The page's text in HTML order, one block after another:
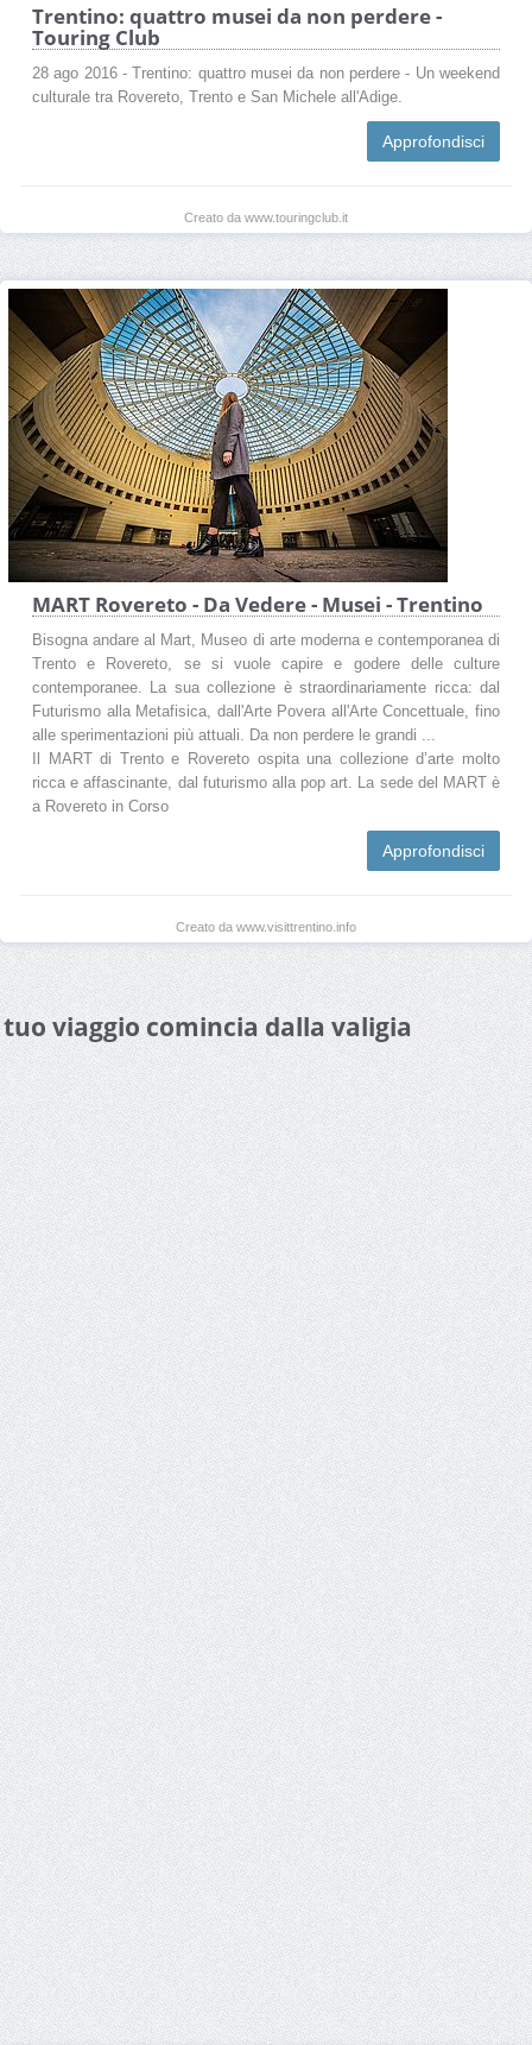
Trentino: quattro musei da non perdere -
Touring Club
28 ago 2016 - Trentino: quattro musei da non perdere - Un weekend
culturale tra Rovereto, Trento e San Michele all'Adige.
Approfondisci
Creato da www.touringclub.it
MART Rovereto - Da Vedere - Musei - Trentino
Bisogna andare al Mart, Museo di arte moderna e contemporanea di
Trento e Rovereto, se si vuole capire e godere delle culture
contemporanee. La sua collezione è straordinariamente ricca: dal
Futurismo alla Metafisica, dall'Arte Povera all'Arte Concettuale, fino
alle sperimentazioni più attuali. Da non perdere le grandi ...
Il MART di Trento e Rovereto ospita una collezione d’arte molto
ricca e affascinante, dal futurismo alla pop art. La sede del MART è
a Rovereto in Corso
Approfondisci
Creato da www.visittrentino.info
viaggio comincia dalla valigia